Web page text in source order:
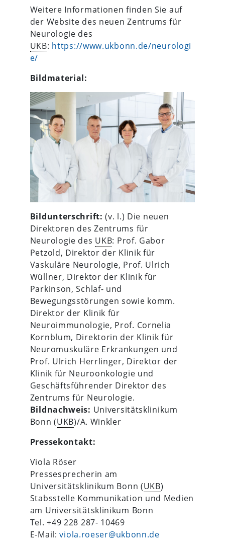
Weitere Informationen finden Sie auf
der Website des neuen Zentrums für
Neurologie des
UKB: https://www.ukbonn.de/neurologi
e/
Bildmaterial:
Bildunterschrift:(v. l.) Die neuen
Direktoren des Zentrums für
Neurologie des UKB: Prof. Gabor
Petzold, Direktor der Klinik für
Vaskuläre Neurologie, Prof. Ulrich
Wüllner, Direktor der Klinik für
Parkinson, Schlaf- und
Bewegungsstörungen sowie komm.
Direktor der Klinik für
Neuroimmunologie, Prof. Cornelia
Kornblum, Direktorin der Klinik für
Neuromuskuläre Erkrankungen und
Prof. Ulrich Herrlinger, Direktor der
Klinik für Neuroonkologie und
Geschäftsführender Direktor des
Zentrums für Neurologie.
Bildnachweis: Universitätsklinikum
Bonn (UKB)/A. Winkler
Pressekontakt:
Viola Röser
Pressesprecherin am
Universitätsklinikum Bonn (UKB)
Stabsstelle Kommunikation und Medien
am Universitätsklinikum Bonn
Tel. +49 228 287- 10469
E-Mail:viola.roeser@ukbonn.de